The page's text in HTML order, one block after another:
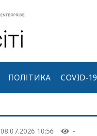
ПОЛІТИКА COVID-19
08.07.2026 10:56 -